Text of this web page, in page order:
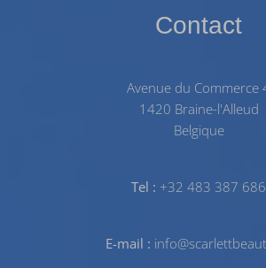
Contact
Avenue du Commerce
1420 Braine-l'Alleud
Belgique
Tel : +32 483 387 686
E-mail :